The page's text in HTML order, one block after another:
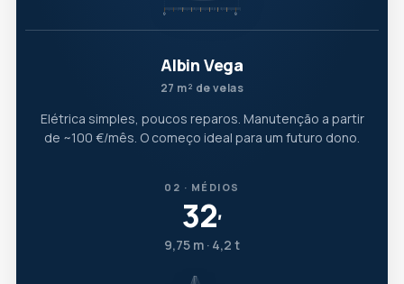
Albin Vega
27 m² de velas
Elétrica simples, poucos reparos. Manutenção a partir
de ~100 €/mês. O começo ideal para um futuro dono.
02 · MÉDIOS
32′
9,75 m · 4,2 t